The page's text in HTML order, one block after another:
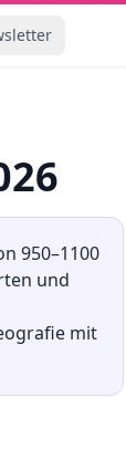
950–1100
und
mit